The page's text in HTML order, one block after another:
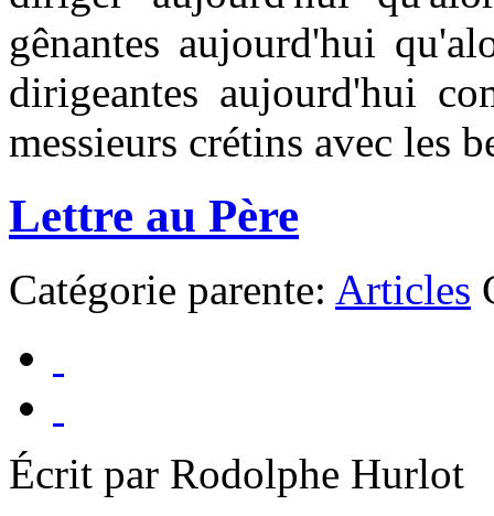
gênantes aujourd'hui
dirigeantes aujourd'hui
messieurs crétins avec les
Lettre au Père
Catégorie parente: Articles
Écrit par Rodolphe Hurlot